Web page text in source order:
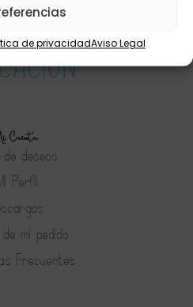
de privacidadAviso Legal
Cuenta
deseos
Perfil
mi pedido
Frecuentes